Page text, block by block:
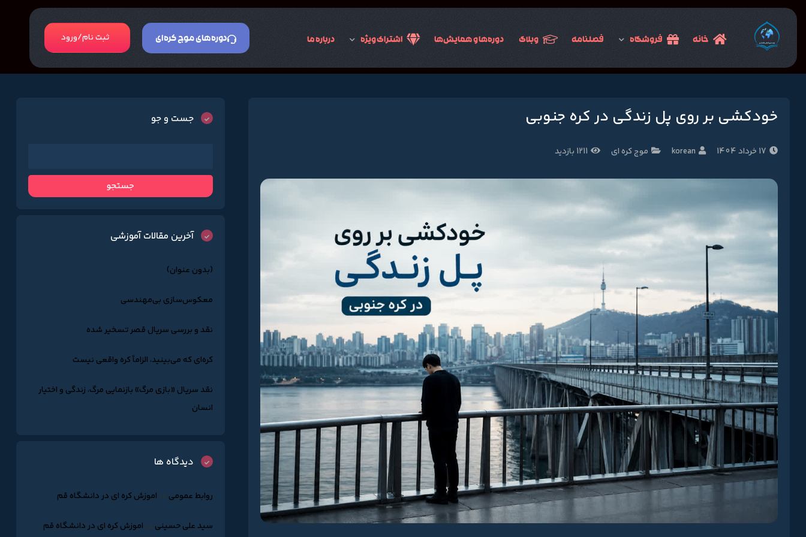
خانه فروشگاه فصلنامه وبلاگ دوره‌ها و همایش‌ها اشتراک ویژه درباره ما دوره‌های موج کره‌ای ثبت نام/ورود
خودکشی بر روی پل زندگی در کره جنوبی
17 خرداد 1404 korean موج کره ای 1211 بازدید
جست و جو
آخرین مقالات آموزشی
(بدون عنوان)
معکوس‌سازی بی‌مهندسی
نقد و بررسی سریال قصر تسخیر شده
کره‌ای که می‌بینید، الزاماً کره واقعی نیست
نقد سریال «بازی مرگ» بازنمایی مرگ، زندگی و اختیار
انسان
دیدگاه ها
روابط عمومی دراموزش کره ای در دانشگاه قم
سید علی حسینی دراموزش کره ای در دانشگاه قم